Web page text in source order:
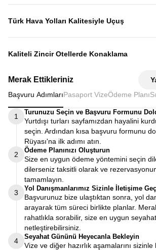
Yola çıktığınızda sürpriz ödemelerle
Ekstra tur ücreti alınmaz; programda yer
Türk Hava Yolları Kalitesiyle Uçuş
Dünyanın en iyi havayollarından biri
Yolları’nın konforu ve hizmet kalitesiyle
Kaliteli Zincir Otellerde Konaklama
kalınırken, Avrupa Rüyası’nda merkeze
otellerde konaklayarak zamanınızı verimli
Merak Ettikleriniz
Başvuru AdımlarıPasaport VizeÖdeme Planı
1
Turunuzu Seçin ve Başvuru Formunu
Yurtdışı turları sayfamızdan hayalini
seçin. Ardından kısa başvuru formunu
Rüyası'na ilk adımı atın.
2
Ödeme Planınızı Oluşturun
Size en uygun ödeme yöntemini seçin
dilerseniz taksitli olarak ve
tamamlayın.
3
Yol Danışmanlarımız Sizinle İletişime
Başvurunuz bize ulaştıktan sonra, yol
arayarak tüm süreci birlikte planlar.
rahatlıkla sorabilir, size en uygun
netleştirebilirsiniz.
4
Seyahat Gününü Heyecanla Bekleyin
Vize ve diğer hazırlık aşamalarını sizinle